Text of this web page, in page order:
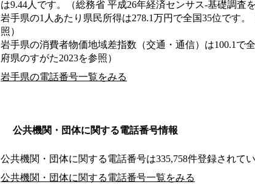
は9.44人です。（総務省 平成26年経済センサス‐基礎調査を
岩手県の1人あたり県民所得は278.1万円で全国35位です
照）
岩手県の消費者物価地域差指数（交通・通信）は100.1で
府県のすがた2023を参照）
岩手県の電話番号一覧をみる
公共機関・団体に関する電話番号情報
公共機関・団体に関する電話番号は335,758件登録されてい
公共機関・団体に関する電話番号一覧をみる